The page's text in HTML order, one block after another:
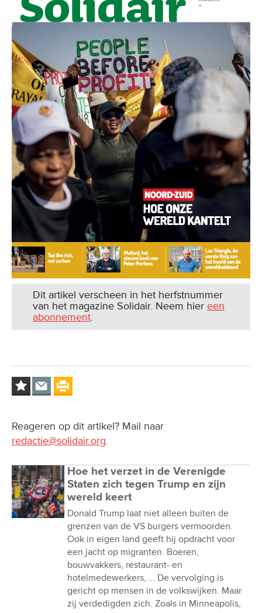
Dit artikel verscheen in het herfstnummer
van het magazine Solidair. Neem hier een
abonnement.
Reageren op dit artikel? Mail naar
redactie@solidair.org.
Hoe het verzet in de Verenigde
Staten zich tegen Trump en zijn
wereld keert
Donald Trump laat niet alleen buiten de
grenzen van de VS burgers vermoorden.
Ook in eigen land geeft hij opdracht voor
een jacht op migranten. Boeren,
bouwvakkers, restaurant- en
hotelmedewerkers, … De vervolging is
gericht op mensen in de volkswijken. Maar
zij verdedigden zich. Zoals in Minneapolis,